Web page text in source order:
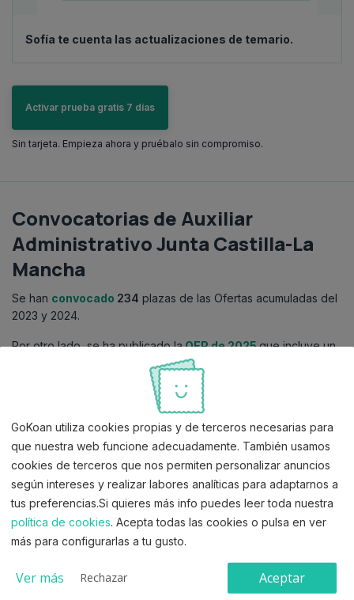
Sofía te cuenta las actualizaciones de temario.
Activar prueba gratis 7 días
Sin tarjeta. Empieza ahora y pruébalo sin compromiso.
Convocatorias de Auxiliar
Administrativo Junta Castilla-La
Mancha
Se han convocado 234 plazas de las Ofertas acumuladas del
2023 y 2024.
Por otro lado, se ha publicado laOEP de 2025que incluye un
para el Cuerpo de Auxiliares
A continuación, podrás comprobar en qué fase se encuentra
el proceso selectivo actual:
OEP 2025
12/12/2025
OEP 2025
Ver documento oficial
Oferta de Empleo Público 2023 y 2024
22/12/2023
GoKoan utiliza cookies propias y de terceros necesarias para
que nuestra web funcione adecuadamente. También usamos
cookies de terceros que nos permiten personalizar anuncios
según intereses y realizar labores analíticas para adaptarnos a
tus preferencias.Si quieres más info puedes leer toda nuestra
política de cookies. Acepta todas las cookies o pulsa en ver
más para configurarlas a tu gusto.
Ver más Rechazar Aceptar